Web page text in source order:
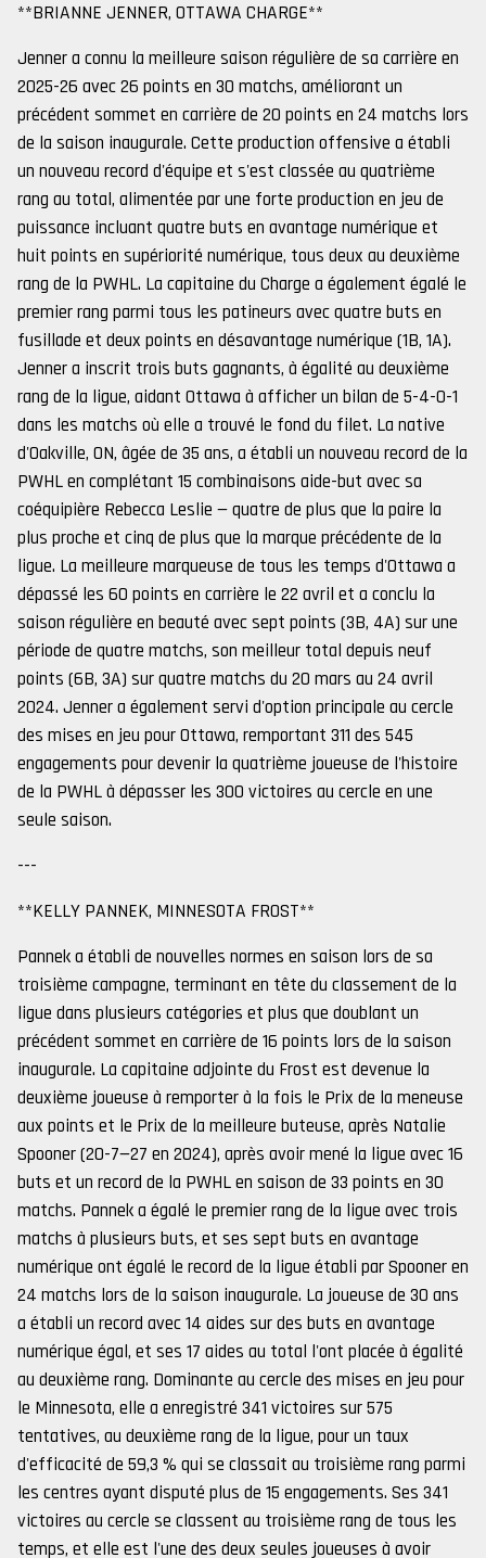
**BRIANNE JENNER, OTTAWA CHARGE**
Jenner a connu la meilleure saison régulière de sa carrière en
2025-26 avec 26 points en 30 matchs, améliorant un
précédent sommet en carrière de 20 points en 24 matchs lors
de la saison inaugurale. Cette production offensive a établi
un nouveau record d'équipe et s'est classée au quatrième
rang au total, alimentée par une forte production en jeu de
puissance incluant quatre buts en avantage numérique et
huit points en supériorité numérique, tous deux au deuxième
rang de la PWHL. La capitaine du Charge a également égalé le
premier rang parmi tous les patineurs avec quatre buts en
fusillade et deux points en désavantage numérique (1B, 1A).
Jenner a inscrit trois buts gagnants, à égalité au deuxième
rang de la ligue, aidant Ottawa à afficher un bilan de 5-4-0-1
dans les matchs où elle a trouvé le fond du filet. La native
d'Oakville, ON, âgée de 35 ans, a établi un nouveau record de la
PWHL en complétant 15 combinaisons aide-but avec sa
coéquipière Rebecca Leslie — quatre de plus que la paire la
plus proche et cinq de plus que la marque précédente de la
ligue. La meilleure marqueuse de tous les temps d'Ottawa a
dépassé les 60 points en carrière le 22 avril et a conclu la
saison régulière en beauté avec sept points (3B, 4A) sur une
période de quatre matchs, son meilleur total depuis neuf
points (6B, 3A) sur quatre matchs du 20 mars au 24 avril
2024. Jenner a également servi d'option principale au cercle
des mises en jeu pour Ottawa, remportant 311 des 545
engagements pour devenir la quatrième joueuse de l'histoire
de la PWHL à dépasser les 300 victoires au cercle en une
seule saison.
---
**KELLY PANNEK, MINNESOTA FROST**
Pannek a établi de nouvelles normes en saison lors de sa
troisième campagne, terminant en tête du classement de la
ligue dans plusieurs catégories et plus que doublant un
précédent sommet en carrière de 16 points lors de la saison
inaugurale. La capitaine adjointe du Frost est devenue la
deuxième joueuse à remporter à la fois le Prix de la meneuse
aux points et le Prix de la meilleure buteuse, après Natalie
Spooner (20-7—27 en 2024), après avoir mené la ligue avec 16
buts et un record de la PWHL en saison de 33 points en 30
matchs. Pannek a égalé le premier rang de la ligue avec trois
matchs à plusieurs buts, et ses sept buts en avantage
numérique ont égalé le record de la ligue établi par Spooner en
24 matchs lors de la saison inaugurale. La joueuse de 30 ans
a établi un record avec 14 aides sur des buts en avantage
numérique égal, et ses 17 aides au total l'ont placée à égalité
au deuxième rang. Dominante au cercle des mises en jeu pour
le Minnesota, elle a enregistré 341 victoires sur 575
tentatives, au deuxième rang de la ligue, pour un taux
d'efficacité de 59,3 % qui se classait au troisième rang parmi
les centres ayant disputé plus de 15 engagements. Ses 341
victoires au cercle se classent au troisième rang de tous les
temps, et elle est l'une des deux seules joueuses à avoir